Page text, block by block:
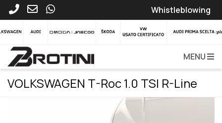
Whistleblowing
MENU
VOLKSWAGEN T-Roc 1.0 TSI R-Line